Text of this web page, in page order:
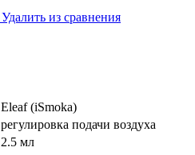
Удалить из сравнения
Eleaf (iSmoka)
регулировка подачи воздуха
2.5 мл